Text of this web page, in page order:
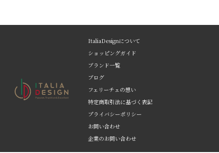
ItaliaDesignについて
ショッピングガイド
ブランド一覧
ブログ
フェリーチェの想い
特定商取引法に基づく表記
プライバシーポリシー
お問い合わせ
企業のお問い合わせ